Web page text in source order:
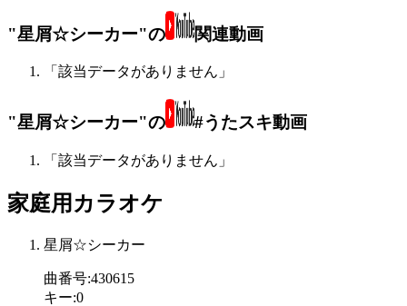
"星屑☆シーカー"の 関連動画
「該当データがありません」
"星屑☆シーカー"の #うたスキ動画
「該当データがありません」
家庭用カラオケ
星屑☆シーカー
曲番号:430615
キー:0